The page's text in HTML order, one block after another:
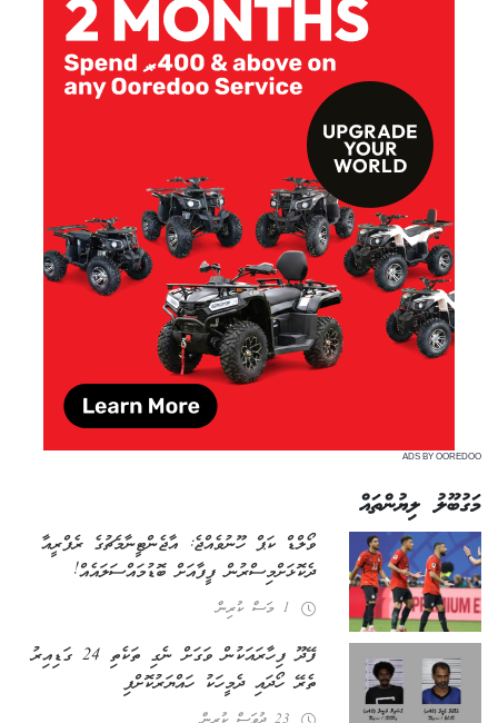
ADS BY OOREDOO
މަގުބޫލު ލިޔުންތައް
ވޯލްޑް ކަޕް ހޫނުވެއްޖެ: އާޖެންޓީނާ މެޗުގެ ރެފްރީއާ
ދެކޮޅަށް މިސްރުން ފީފާއަށް ބޮޑު މައްސަލައެއް!
1 މަސް ކުރިން
ފޭދޫ ފިހާރައަކުން ވަގަށް ނެގި ތަކެތި 24 ގަޑިއިރު
ތެރޭ ހޯދައި ދެ މީހަކު ހައްޔަރުކޮށްފި